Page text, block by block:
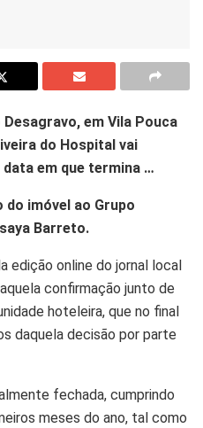
em Vila Pouca
do Hospital vai
em que termina …
imóvel ao Grupo
Barreto.
edição online do jornal local
confirmação junto de
hoteleira, que no final
daquela decisão por parte
fechada, cumprindo
meses do ano, tal como